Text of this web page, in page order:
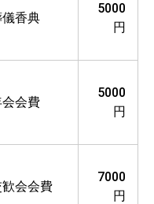
香典
5000
円
会費
5000
円
会会費
7000
円